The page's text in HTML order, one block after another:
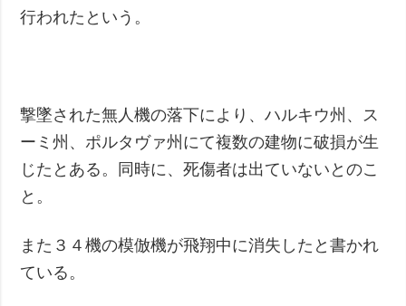
行われたという。
撃墜された無人機の落下により、ハルキウ州、ス
ーミ州、ポルタヴァ州にて複数の建物に破損が生
じたとある。同時に、死傷者は出ていないとのこ
と。
また３４機の模倣機が飛翔中に消失したと書かれ
ている。